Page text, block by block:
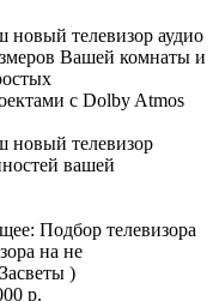
телевизор аудио
Вашей комнаты и
с Dolby Atmos
новый телевизор
вашей
Подбор телевизора
на не
)
р.